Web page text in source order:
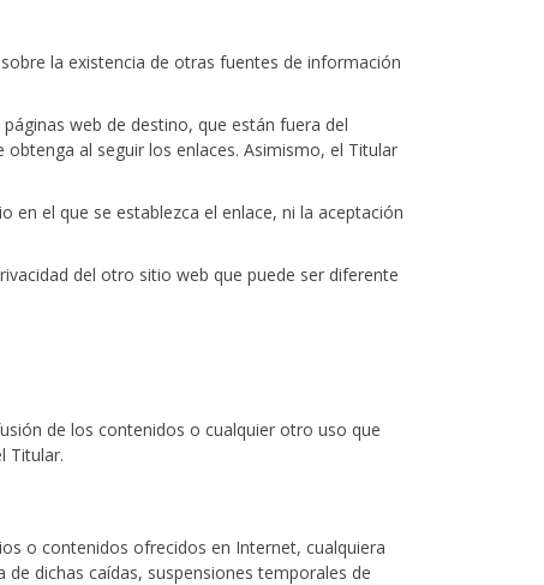
la existencia de otras fuentes de información
web de destino, que están fuera del
al seguir los enlaces. Asimismo, el Titular
en el que se establezca el enlace, ni la aceptación
del otro sitio web que puede ser diferente
de los contenidos o cualquier otro uso que
Titular.
o contenidos ofrecidos en Internet, cualquiera
dichas caídas, suspensiones temporales de